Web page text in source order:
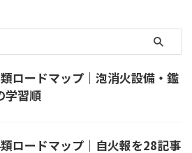
ロードマップ｜泡消火設備・鑑
学習順
ロードマップ｜自火報を28記事